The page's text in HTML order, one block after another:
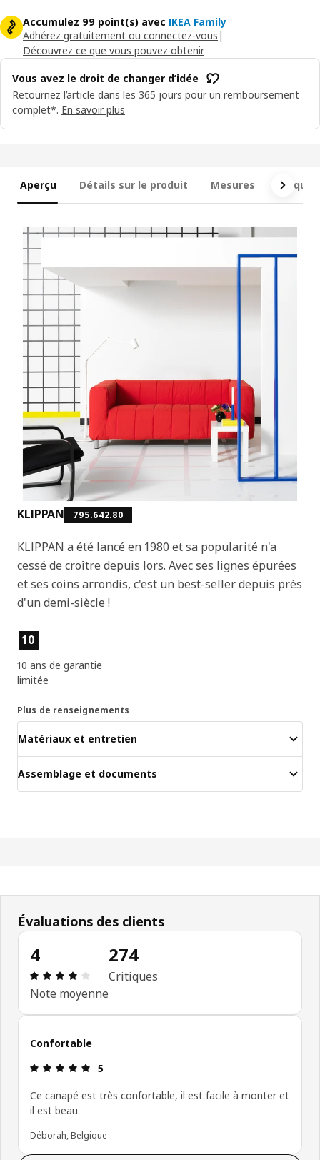
Accumulez 99 point(s) avec IKEA Family
Adhérez gratuitement ou connectez-vous |
Découvrez ce que vous pouvez obtenir
Vous avez le droit de changer d’idée
Retournez l’article dans les 365 jours pour un remboursement
complet*. En savoir plus
Aperçu Détails sur le produit Mesures Ce qui
KLIPPAN 795.642.80
KLIPPAN a été lancé en 1980 et sa popularité n'a
cessé de croître depuis lors. Avec ses lignes épurées
et ses coins arrondis, c'est un best-seller depuis près
d'un demi-siècle !
Caractéristiques principales
10
10 ans de garantie
limitée
Plus de renseignements
Matériaux et entretien
Assemblage et documents
Évaluations des clients
4
Avis: 4 sur 5 étoiles. Nombre total d'avis: 274
Note moyenne
274
Critiques
Confortable
Avis: 5 sur 5 étoiles.
5
Ce canapé est très confortable, il est facile à monter et
il est beau.
Déborah, Belgique